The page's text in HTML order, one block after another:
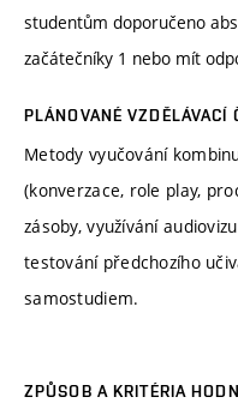
studentům doporučeno
začátečníky 1 nebo mít
PLÁNOVANÉ VZDĚLÁVACÍ
Metody vyučování
(konverzace, role play,
zásoby, využívání
testování předchozího
samostudiem.
ZPŮSOB A KRITÉRIA